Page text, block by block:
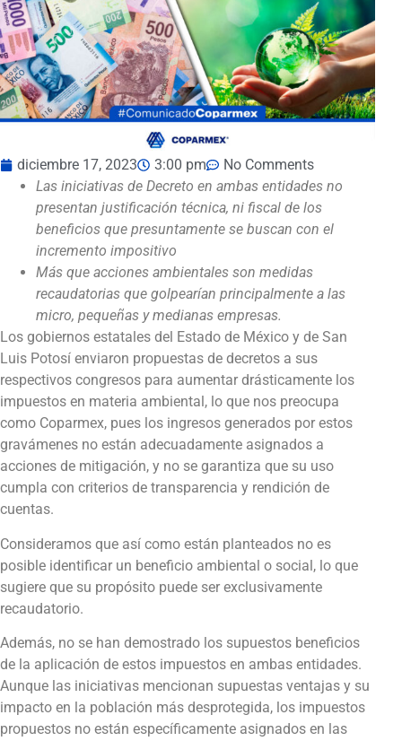
diciembre 17, 2023 3:00 pm
No Comments
Las iniciativas de Decreto en ambas entidades no
presentan justificación técnica, ni fiscal de los
beneficios que presuntamente se buscan con el
incremento impositivo
Más que acciones ambientales son medidas
recaudatorias que golpearían principalmente a las
micro, pequeñas y medianas empresas.
Los gobiernos estatales del Estado de México y de San
Luis Potosí enviaron propuestas de decretos a sus
respectivos congresos para aumentar drásticamente los
impuestos en materia ambiental, lo que nos preocupa
como Coparmex, pues los ingresos generados por estos
gravámenes no están adecuadamente asignados a
acciones de mitigación, y no se garantiza que su uso
cumpla con criterios de transparencia y rendición de
cuentas.
Consideramos que así como están planteados no es
posible identificar un beneficio ambiental o social, lo que
sugiere que su propósito puede ser exclusivamente
recaudatorio.
Además, no se han demostrado los supuestos beneficios
de la aplicación de estos impuestos en ambas entidades.
Aunque las iniciativas mencionan supuestas ventajas y su
impacto en la población más desprotegida, los impuestos
propuestos no están específicamente asignados en las